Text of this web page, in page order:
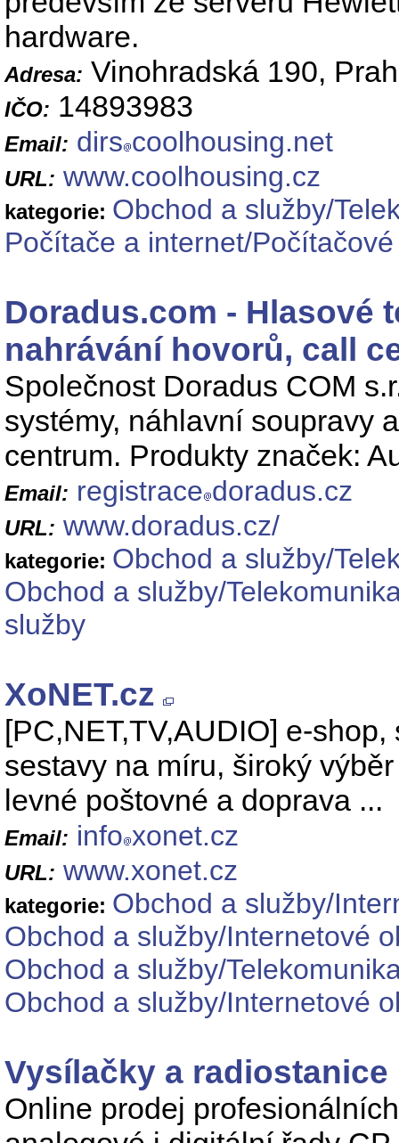
hardware.
Adresa: Vinohradská 190,
IČO: 14893983
Email: dirs coolhousing.net
URL: www.coolhousing.cz
kategorie: Obchod a služby/
Počítače a internet/
Doradus.com - Hlasové
nahrávání hovorů, call
Společnost Doradus COM
systémy, náhlavní soupravy
centrum. Produkty značek:
Email: registrace doradus.cz
URL: www.doradus.cz/
kategorie: Obchod a služby/
Obchod a služby/
služby
XoNET.cz
[PC,NET,TV,AUDIO] e-
sestavy na míru, široký
levné poštovné a doprava ...
Email: info xonet.cz
URL: www.xonet.cz
kategorie: Obchod a služby/
Obchod a služby/Internetové
Obchod a služby/
Obchod a služby/Internetové
Vysílačky a radiostanice
Online prodej